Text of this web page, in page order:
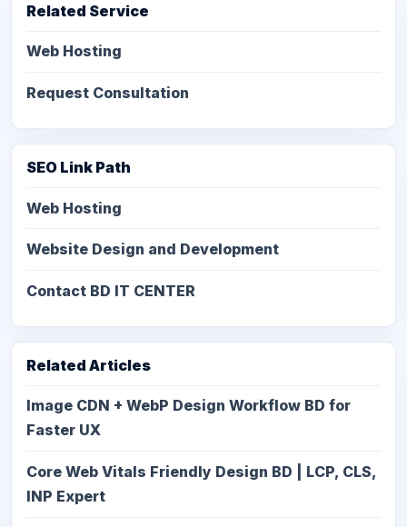
Related Service
Web Hosting
Request Consultation
SEO Link Path
Web Hosting
Website Design and Development
Contact BD IT CENTER
Related Articles
Image CDN + WebP Design Workflow BD for
Faster UX
Core Web Vitals Friendly Design BD | LCP, CLS,
INP Expert